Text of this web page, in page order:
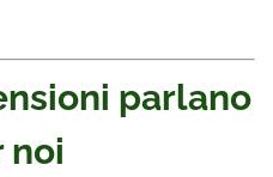
parlano
noi